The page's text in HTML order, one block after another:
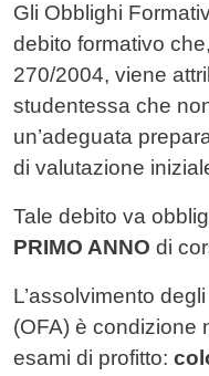
Gli Obblighi
debito formativo
270/2004, viene
studentessa che
un’adeguata
di valutazione
Tale debito va
PRIMO ANNO di
L’assolvimento
(OFA) è condizione
esami di profitto: